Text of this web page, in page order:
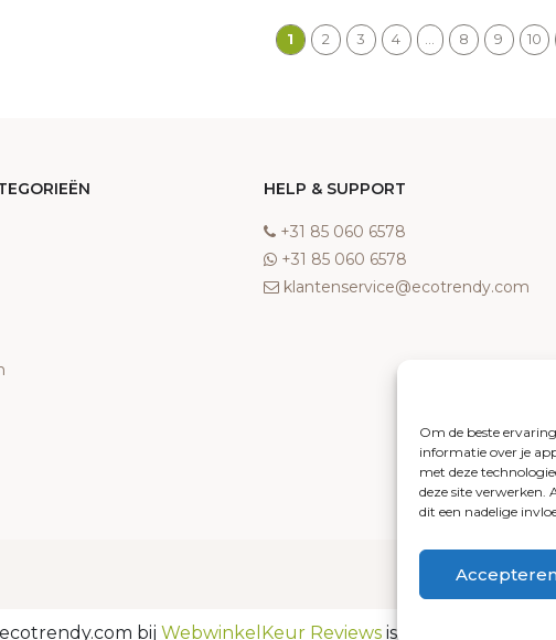
Om de beste
informatie over je
met deze
deze site
dit een nadelige
1 2 3 4 … 8 9 10
HELP & SUPPORT
‎+31 85 060 6578
‎+31 85 060 6578
klantenservice@ecotrendy.com
bij WebwinkelKeur Reviewsis 8.3/10 gebaseerd